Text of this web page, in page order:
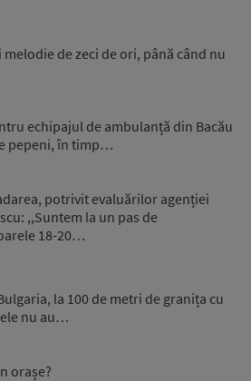
melodie de zeci de ori, până când nu
echipajul de ambulanță din Bacău
pepeni, în timp…
potrivit evaluărilor agenției
,,Suntem la un pas de
18-20…
la 100 de metri de granița cu
nu au…
orașe?